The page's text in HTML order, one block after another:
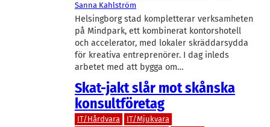
Sanna Kahlström
Helsingborg stad kompletterar verksamheten
på Mindpark, ett kombinerat kontorshotell
och accelerator, med lokaler skräddarsydda
för kreativa entreprenörer. I dag inleds
arbetet med att bygga om…
Skat-jakt slår mot skånska
konsultföretag
IT/Hårdvara
IT/Mjukvara